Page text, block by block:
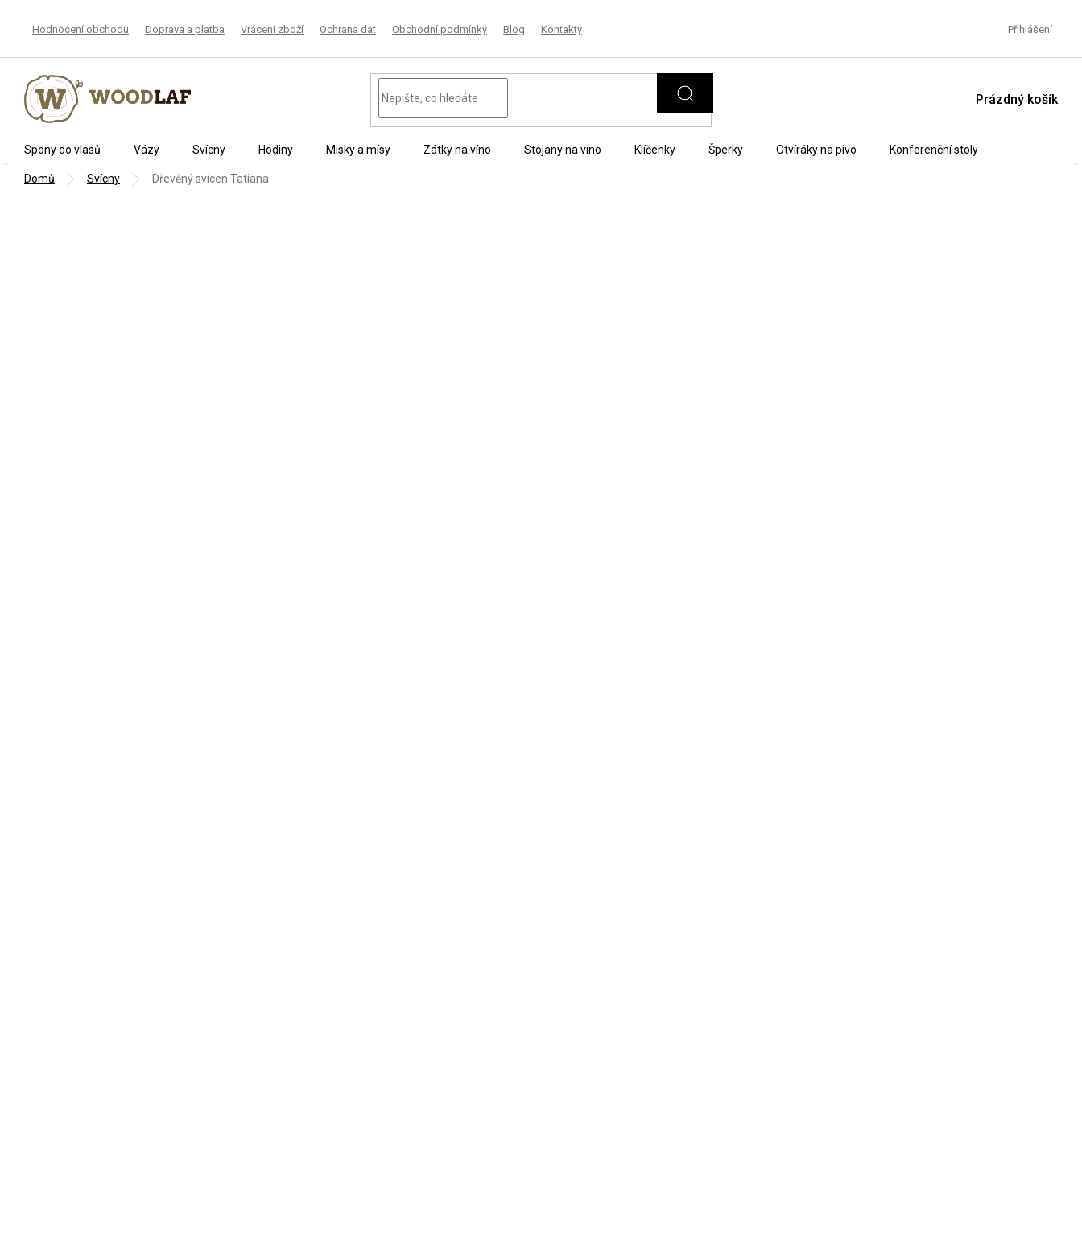
Hodnocení obchodu Doprava a platba Vrácení zboží Ochrana dat Obchodní podmínky Blog Kontakty Přihlášení
NÁKUPNÍ
Prázdný košík
Spony do vlasů Vázy Svícny Hodiny Misky a mísy Zátky na víno Stojany na víno Klíčenky Šperky Otvíráky na pivo Konferenční stoly
Domů Svícny Dřevěný svícen Tatiana